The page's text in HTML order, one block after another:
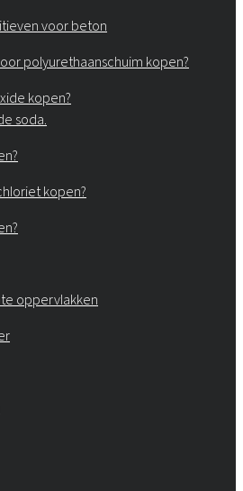
voor beton
polyurethaanschuim kopen?
kopen?
soda.
kopen?
oppervlakken